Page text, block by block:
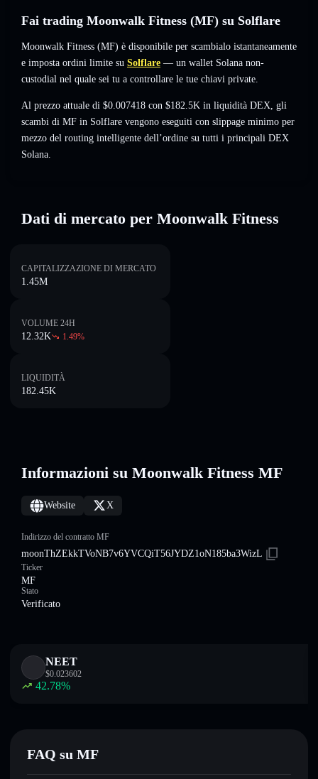
Fai trading Moonwalk Fitness (MF) su Solflare
Moonwalk Fitness (MF) è disponibile per scambialo istantaneamente
e imposta ordini limite su Solflare — un wallet Solana non-
custodial nel quale sei tu a controllare le tue chiavi private.
Al prezzo attuale di $0.007418 con $182.5K in liquidità DEX, gli
scambi di MF in Solflare vengono eseguiti con slippage minimo per
mezzo del routing intelligente dell’ordine su tutti i principali DEX
Solana.
Dati di mercato per Moonwalk Fitness
CAPITALIZZAZIONE DI MERCATO
1.45M
VOLUME 24H
12.32K 1.49%
LIQUIDITÀ
182.45K
Informazioni su Moonwalk Fitness MF
Website X
Indirizzo del contratto MF
moonThZEkkTVoNB7v6YVCQiT56JYDZ1oN185ba3WizL
Ticker
MF
Stato
Verificato
NEET
$0.023602
42.78%
FAQ su MF